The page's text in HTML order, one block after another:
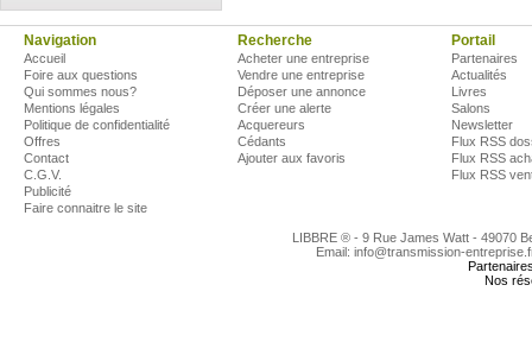
Navigation
Accueil
Foire aux questions
Qui sommes nous?
Mentions légales
Politique de confidentialité
Offres
Contact
C.G.V.
Publicité
Faire connaitre le site
Recherche
Acheter une entreprise
Vendre une entreprise
Déposer une annonce
Créer une alerte
Acquereurs
Cédants
Ajouter aux favoris
Portail
Partenaires
Actualités
Livres
Salons
Newsletter
Flux RSS
Flux RSS
Flux RSS
LIBBRE ® - 9 Rue James Watt - 49070
Email: info@transmission-
Nos